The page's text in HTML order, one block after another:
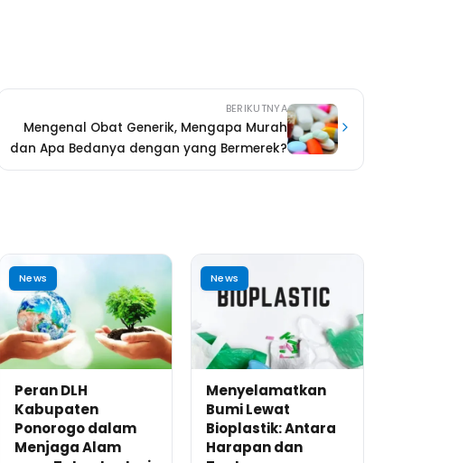
BERIKUTNYA
Mengenal Obat Generik, Mengapa Murah
dan Apa Bedanya dengan yang Bermerek?
News
Peran DLH
Kabupaten
Ponorogo dalam
Menjaga Alam
News
Menyelamatkan
Bumi Lewat
Bioplastik: Antara
Harapan dan